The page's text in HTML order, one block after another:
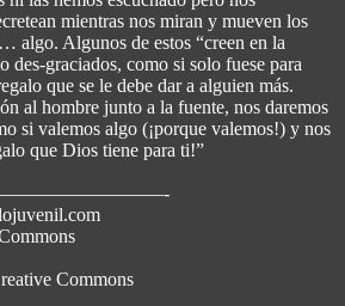
mientras nos miran y mueven los
algo. Algunos de estos “creen en la
des-graciados, como si solo fuese para
que se le debe dar a alguien más.
al hombre junto a la fuente, nos daremos
si valemos algo (¡porque valemos!) y nos
que Dios tiene para ti!”
Commons